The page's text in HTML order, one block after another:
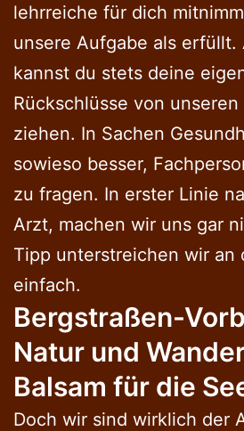
lehrreiche für dich
unsere Aufgabe als erfüllt.
kannst du stets deine
Rückschlüsse von
ziehen. In Sachen
sowieso besser,
zu fragen. In erster Linie
Arzt, machen wir uns gar
Tipp unterstreichen wir an
einfach.
Bergstraßen-
Natur und
Balsam für die
Doch wir sind wirklich der